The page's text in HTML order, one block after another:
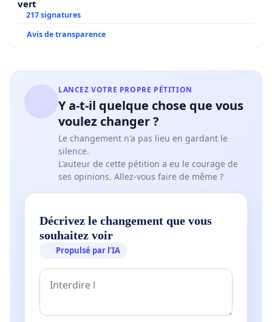
vert
217 signatures
Avis de transparence
LANCEZ VOTRE PROPRE PÉTITION
Y a-t-il quelque chose que vous
voulez changer ?
Le changement n'a pas lieu en gardant le
silence.
L'auteur de cette pétition a eu le courage de
ses opinions. Allez-vous faire de même ?
Décrivez le changement que vous
souhaitez voir
Propulsé par l’IA